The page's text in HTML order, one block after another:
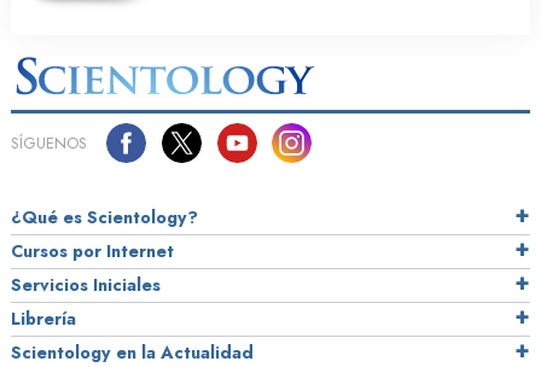
SÍGUENOS
¿Qué es Scientology?
Cursos por Internet
Servicios Iniciales
Librería
Scientology en la Actualidad